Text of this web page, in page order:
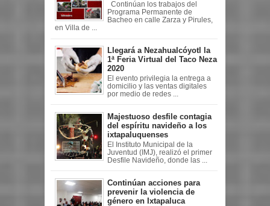
Continúan los trabajos del
Programa Permanente de
Bacheo en calle Zarza y Pirules,
en Villa de ...
Llegará a Nezahualcóyotl la
1ª Feria Virtual del Taco Neza
2020
El evento privilegia la entrega a
domicilio y las ventas digitales
por medio de redes ...
Majestuoso desfile contagia
del espíritu navideño a los
ixtapaluquenses
El Instituto Municipal de la
Juventud (IMJ), realizó el primer
Desfile Navideño, donde las ...
Continúan acciones para
prevenir la violencia de
género en Ixtapaluca